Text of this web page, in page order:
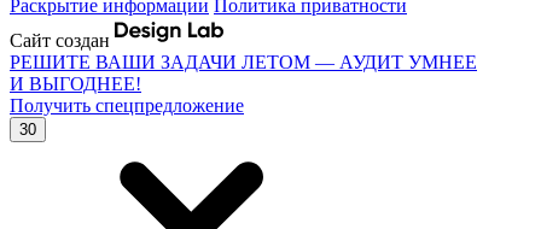
Раскрытие информации Политика приватности
Сайт создан
РЕШИТЕ ВАШИ ЗАДАЧИ ЛЕТОМ — АУДИТ УМНЕЕ
И ВЫГОДНЕЕ!
Получить спецпредложение
30